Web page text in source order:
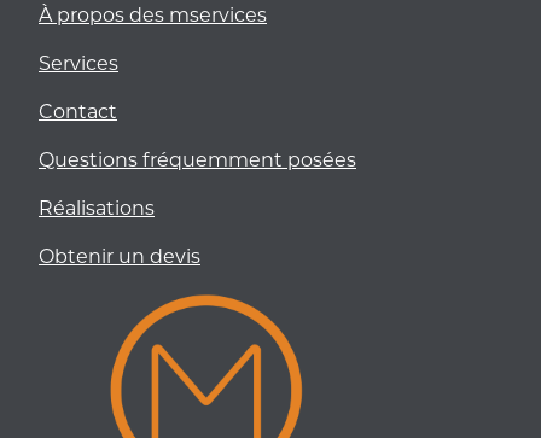
À propos des mservices
Services
Contact
Questions fréquemment posées
Réalisations
Obtenir un devis